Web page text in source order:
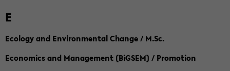
E
Ecology and Environmental Change / M.Sc.
Economics and Management (BiGSEM) / Promotion